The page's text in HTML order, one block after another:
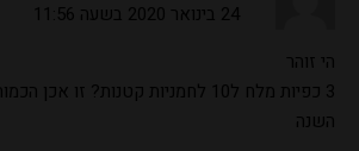
24 בינואר 2020 בשעה 11:56
הי זוהר
3 כפיות מלח ל10 לחמניות קטנות? זו
השנה